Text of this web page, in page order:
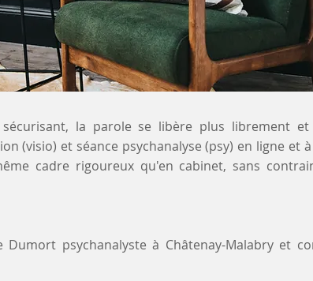
la parole se libère plus librement et
(visio) et séance psychanalyse (psy) en ligne et
cadre rigoureux qu'en cabinet, sans
Dumort psychanalyste à Châtenay-Malabry et